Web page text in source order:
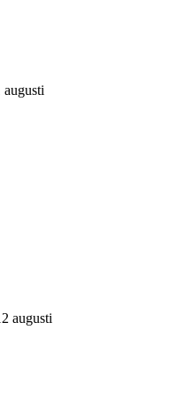
augusti
augusti